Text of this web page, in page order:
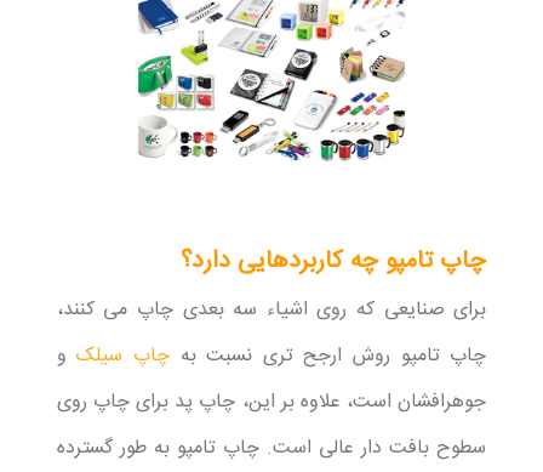
چاپ تامپو چه کاربردهایی دارد؟
برای صنایعی که روی اشیاء سه بعدی چاپ می کنند،
چاپ تامپو روش ارجح تری نسبت بهچاپ سیلک و
جوهرافشان است، علاوه بر این، چاپ پد برای چاپ روی
سطوح بافت دار عالی است. چاپ تامپو به طور گسترده